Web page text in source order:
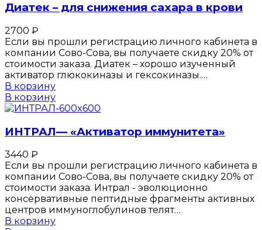
Диатек – для снижения сахара в крови
2700 ₽
Если вы прошли регистрацию личного кабинета в
компании Сово-Сова, вы получаете скидку 20% от
стоимости заказа. Диатек – хорошо изученный
активатор глюкокиназы и гексокиназы.…
В корзину
В корзину
ИНТРАЛ— «Активатор иммунитета»
3440 ₽
Если вы прошли регистрацию личного кабинета в
компании Сово-Сова, вы получаете скидку 20% от
стоимости заказа. Интрал - эволюционно
консервативные пептидные фрагменты активных
центров иммуноглобулинов телят…
В корзину